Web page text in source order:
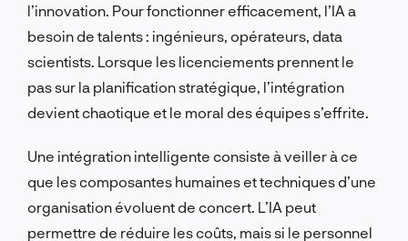
l’innovation. Pour fonctionner efficacement, l’IA a
besoin de talents : ingénieurs, opérateurs, data
scientists. Lorsque les licenciements prennent le
pas sur la planification stratégique, l’intégration
devient chaotique et le moral des équipes s’effrite.
Une intégration intelligente consiste à veiller à ce
que les composantes humaines et techniques d’une
organisation évoluent de concert. L’IA peut
permettre de réduire les coûts, mais si le personnel